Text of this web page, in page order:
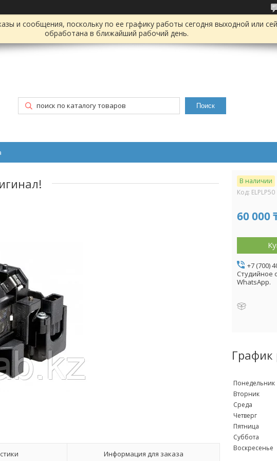
и сообщения, поскольку по ее графику работы сегодня выходной или
обработана в ближайший рабочий день.
Поиск
Информация для заказа
В наличии
Код: ELPLP50
60 000
+7 (700)
Студийное
WhatsApp.
График
Понедельник
Вторник
Среда
Четверг
Пятница
Суббота
Воскресенье